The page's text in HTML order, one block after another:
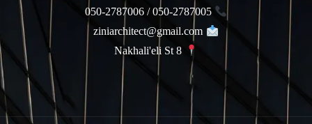
050-2787005 / 050-2787006